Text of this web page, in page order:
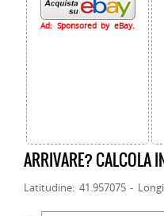
Ad: Sponsored by eBay.
ARRIVARE? CALCOLA
Latitudine: 41.957075 -